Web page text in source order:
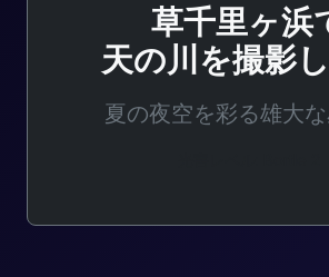
草千里ヶ浜
天の川を撮影
夏の夜空を彩る雄大な